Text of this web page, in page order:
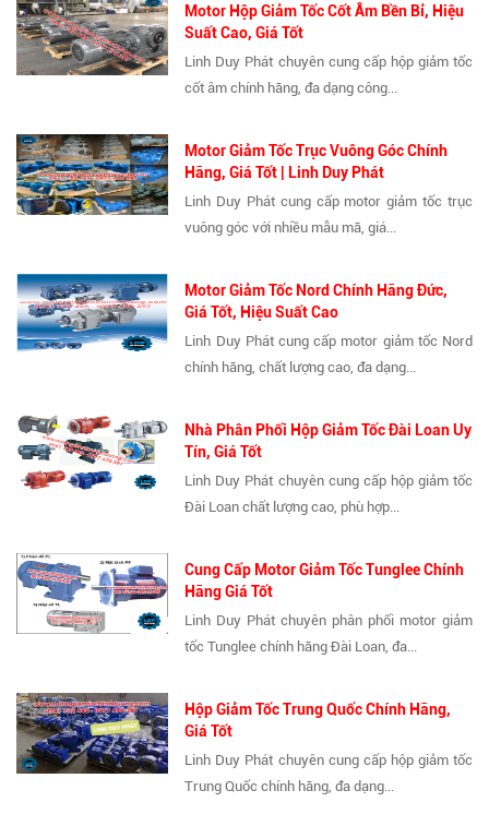
Motor Hộp Giảm Tốc Cốt Âm Bền Bỉ, Hiệu
Suất Cao, Giá Tốt
Linh Duy Phát chuyên cung cấp hộp giảm tốc
cốt âm chính hãng, đa dạng công...
Motor Giảm Tốc Trục Vuông Góc Chính
Hãng, Giá Tốt | Linh Duy Phát
Linh Duy Phát cung cấp motor giảm tốc trục
vuông góc với nhiều mẫu mã, giá...
Motor Giảm Tốc Nord Chính Hãng Đức,
Giá Tốt, Hiệu Suất Cao
Linh Duy Phát cung cấp motor giảm tốc Nord
chính hãng, chất lượng cao, đa dạng...
Nhà Phân Phối Hộp Giảm Tốc Đài Loan Uy
Tín, Giá Tốt
Linh Duy Phát chuyên cung cấp hộp giảm tốc
Đài Loan chất lượng cao, phù hợp...
Cung Cấp Motor Giảm Tốc Tunglee Chính
Hãng Giá Tốt
Linh Duy Phát chuyên phân phối motor giảm
tốc Tunglee chính hãng Đài Loan, đa...
Hộp Giảm Tốc Trung Quốc Chính Hãng,
Giá Tốt
Linh Duy Phát chuyên cung cấp hộp giảm tốc
Trung Quốc chính hãng, đa dạng...